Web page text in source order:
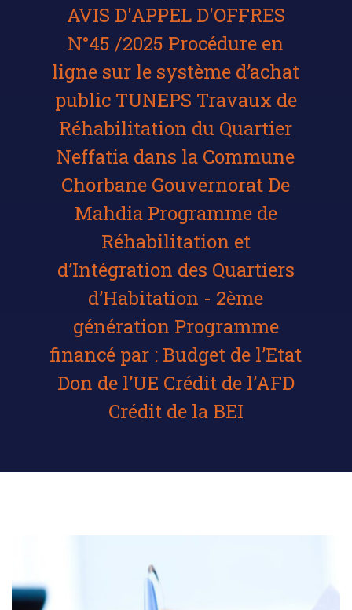
AVIS D'APPEL D'OFFRES
N°45 /2025 Procédure en
ligne sur le système d’achat
public TUNEPS Travaux de
Réhabilitation du Quartier
Neffatia dans la Commune
Chorbane Gouvernorat De
Mahdia Programme de
Réhabilitation et
d’Intégration des Quartiers
d’Habitation - 2ème
génération Programme
financé par : Budget de l’Etat
Don de l’UE Crédit de l’AFD
Crédit de la BEI